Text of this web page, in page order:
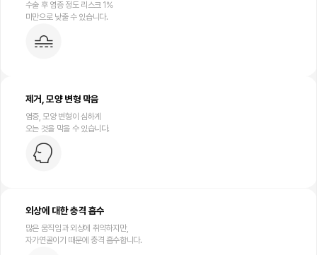
수술 후 염증 정도 리스크 1%
미만으로 낮출 수 있습니다.
제거, 모양 변형 막음
염증, 모양 변형이 심하게
오는 것을 막을 수 있습니다.
외상에 대한 충격 흡수
많은 움직임과 외상에 취약하지만,
자가연골이기 때문에 충격 흡수합니다.